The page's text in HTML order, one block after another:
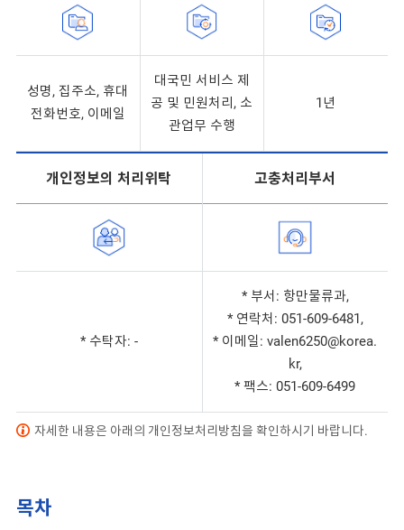
성명, 집주소, 휴대
전화번호, 이메일
대국민 서비스 제
공 및 민원처리, 소
관업무 수행
1년
개인정보의 처리위탁 고충처리부서
* 수탁자: -
* 부서: 항만물류과,
* 연락처: 051-609-6481,
* 이메일: valen6250@korea.
kr,
* 팩스: 051-609-6499
자세한 내용은 아래의 개인정보처리방침을 확인하시기 바랍니다.
목차